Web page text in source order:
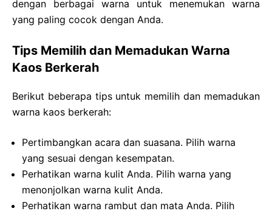
dengan berbagai warna untuk menemukan warna
yang paling cocok dengan Anda.
Tips Memilih dan Memadukan Warna
Kaos Berkerah
Berikut beberapa tips untuk memilih dan memadukan
warna kaos berkerah:
Pertimbangkan acara dan suasana. Pilih warna
yang sesuai dengan kesempatan.
Perhatikan warna kulit Anda. Pilih warna yang
menonjolkan warna kulit Anda.
Perhatikan warna rambut dan mata Anda. Pilih